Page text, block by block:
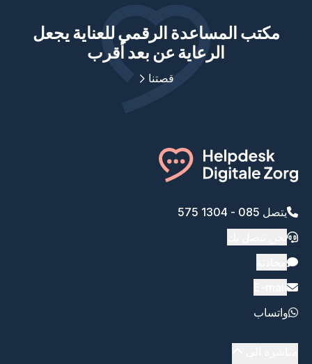
مكتب المساعدة الرقمي للعناية يجعل
الرعاية عن بعد أقرب
قصتنا
يتصل 085 - 1304 575
واتساب